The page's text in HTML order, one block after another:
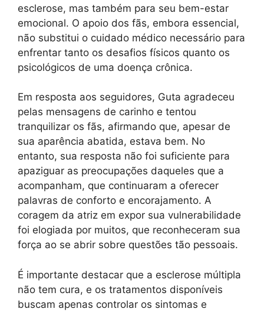
esclerose, mas também para seu bem-estar
emocional. O apoio dos fãs, embora essencial,
não substitui o cuidado médico necessário para
enfrentar tanto os desafios físicos quanto os
psicológicos de uma doença crônica.
Em resposta aos seguidores, Guta agradeceu
pelas mensagens de carinho e tentou
tranquilizar os fãs, afirmando que, apesar de
sua aparência abatida, estava bem. No
entanto, sua resposta não foi suficiente para
apaziguar as preocupações daqueles que a
acompanham, que continuaram a oferecer
palavras de conforto e encorajamento. A
coragem da atriz em expor sua vulnerabilidade
foi elogiada por muitos, que reconheceram sua
força ao se abrir sobre questões tão pessoais.
É importante destacar que a esclerose múltipla
não tem cura, e os tratamentos disponíveis
buscam apenas controlar os sintomas e